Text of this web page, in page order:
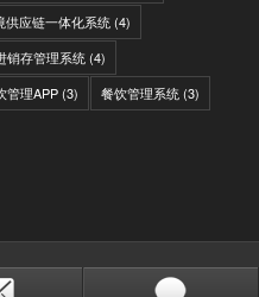
供应链一体化系统(4)
销存管理系统(4)
管理APP(3) 餐饮管理系统(3)
快递转运系统，WMS海外仓系